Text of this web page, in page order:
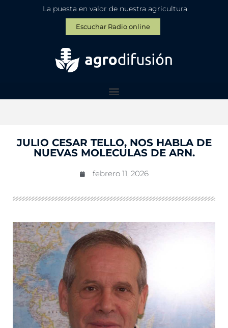
La puesta en valor de nuestra agricultura
Escuchar Radio online
JULIO CESAR TELLO, NOS HABLA DE
NUEVAS MOLECULAS DE ARN.
febrero 11, 2026